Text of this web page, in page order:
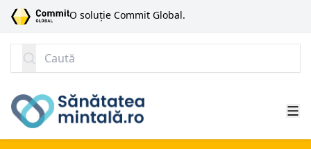
SARI LA CONȚINUT
O soluție Commit Global.
Caută